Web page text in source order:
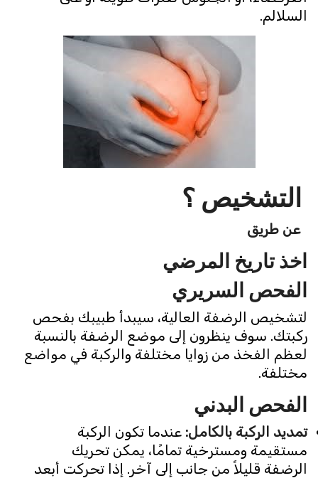
السلالم.
التشخيص ؟
عن طريق
اخذ تاريخ المرضي
الفحص السريري
لتشخيص الرضفة العالية، سيبدأ طبيبك بفحص
ركبتك. سوف ينظرون إلى موضع الرضفة بالنسبة
لعظم الفخذ من زوايا مختلفة والركبة في مواضع
مختلفة.
الفحص البدني
تمديد الركبة بالكامل:عندما تكون الركبة
مستقيمة ومسترخية تمامًا، يمكن تحريك
الرضفة قليلاً من جانب إلى آخر. إذا تحركت أبعد